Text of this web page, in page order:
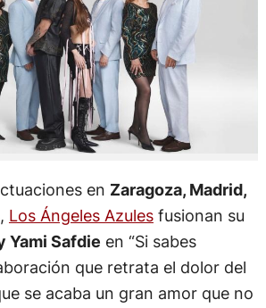
en Zaragoza, Madrid,
, Los Ángeles Azulesfusionan su
Yami Safdie en “Si sabes
que retrata el dolor del
se acaba un gran amor que no